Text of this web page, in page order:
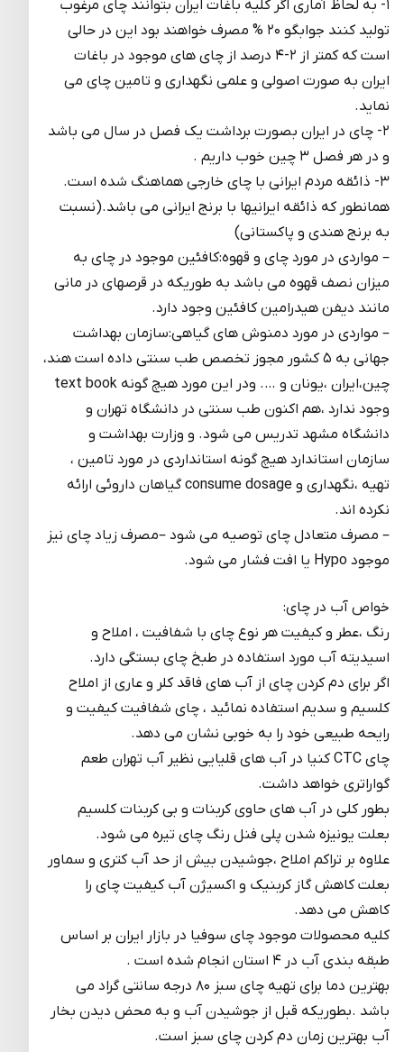
۱- به لحاظ آماری اگر کلیه باغات ایران بتوانند چای مرغوب
تولید کنند جوابگو ۲۰ % مصرف خواهند بود این در حالی
است که کمتر از ۲-۴ درصد از چای های موجود در باغات
ایران به صورت اصولی و علمی نگهداری و تامین چای می
نماید.
۲- چای در ایران بصورت برداشت یک فصل در سال می باشد
و در هر فصل ۳ چین خوب داریم .
۳- ذائقه مردم ایرانی با چای خارجی هماهنگ شده است.
همانطور که ذائقه ایرانیها با برنج ایرانی می باشد.(نسبت
به برنج هندی و پاکستانی)
– مواردی در مورد چای و قهوه:کافئین موجود در چای به
میزان نصف قهوه می باشد به طوریکه در قرصهای در مانی
مانند دیفن هیدرامین کافئین وجود دارد.
– مواردی در مورد دمنوش های گیاهی:سازمان بهداشت
جهانی به ۵ کشور مجوز تخصص طب سنتی داده است هند،
چین،ایران ،یونان و …. ودر این مورد هیچ گونه text book
وجود ندارد ،هم اکنون طب سنتی در دانشگاه تهران و
دانشگاه مشهد تدریس می شود. و وزارت بهداشت و
سازمان استاندارد هیچ گونه استانداردی در مورد تامین ،
تهیه ،نگهداری و consume dosage گیاهان داروئی ارائه
نکرده اند.
– مصرف متعادل چای توصیه می شود –مصرف زیاد چای نیز
موجود Hypo یا افت فشار می شود.
خواص آب در چای:
رنگ ،عطر و کیفیت هر نوع چای با شفافیت ، املاح و
اسیدیته آب مورد استفاده در طبخ چای بستگی دارد.
اگر برای دم کردن چای از آب های فاقد کلر و عاری از املاح
کلسیم و سدیم استفاده نمائید ، چای شفافیت کیفیت و
رایحه طبیعی خود را به خوبی نشان می دهد.
چای CTC کنیا در آب های قلیایی نظیر آب تهران طعم
گواراتری خواهد داشت.
بطور کلی در آب های حاوی کربنات و بی کربنات کلسیم
بعلت یونیزه شدن پلی فنل رنگ چای تیره می شود.
علاوه بر تراکم املاح ،جوشیدن بیش از حد آب کتری و سماور
بعلت کاهش گاز کربنیک و اکسیژن آب کیفیت چای را
کاهش می دهد.
کلیه محصولات موجود چای سوفیا در بازار ایران بر اساس
طبقه بندی آب در ۴ استان انجام شده است .
بهترین دما برای تهیه چای سبز ۸۰ درجه سانتی گراد می
باشد .بطوریکه قبل از جوشیدن آب و به محض دیدن بخار
آب بهترین زمان دم کردن چای سبز است.